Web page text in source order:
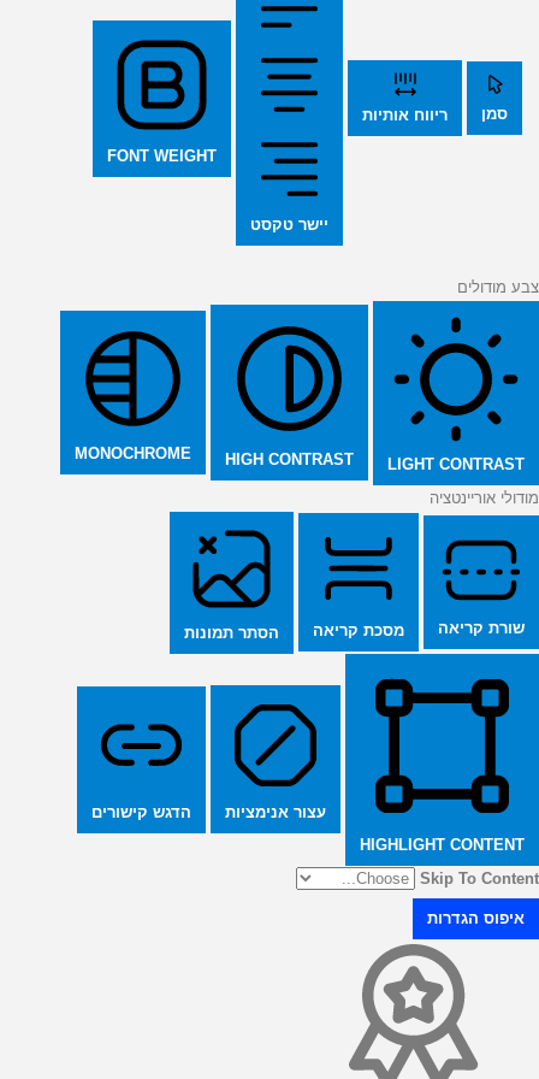
סמן ריווח אותיות
יישר טקסט
FONT WEIGHT
צבע מודולים
LIGHT CONTRAST
HIGH CONTRAST
MONOCHROME
מודולי אוריינטציה
שורת קריאה מסכת קריאה הסתר תמונות
HIGHLIGHT CONTENT
עצור אנימציות הדגש קישורים
Skip To Content
איפוס הגדרות